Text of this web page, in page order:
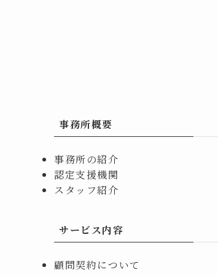
事務所概要
事務所の紹介
認定支援機関
スタッフ紹介
サービス内容
顧問契約について